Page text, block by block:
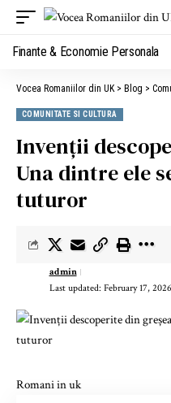
Finante & Economie Personala
Vocea Romaniilor din UK> Blog >
COMUNITATE SI CULTURA
Invenții
Una dintre ele
tuturor
Last updated: February 17,
admin
Romani in uk